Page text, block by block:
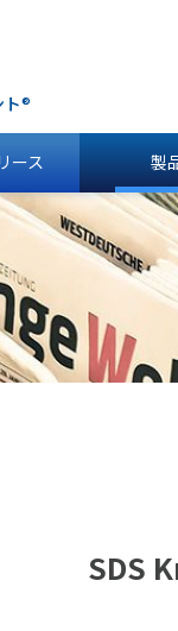
ース 製
®
SDS